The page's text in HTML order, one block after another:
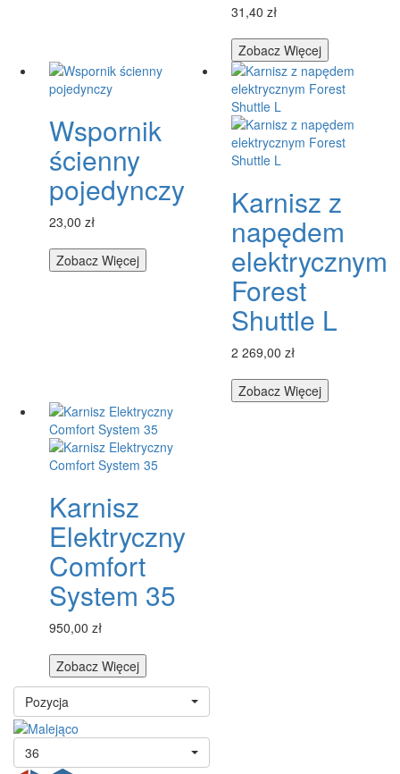
31,40 zł
Zobacz Więcej
Wspornik
ścienny
pojedynczy
23,00 zł
Zobacz Więcej
Karnisz z
napędem
elektrycznym
Forest
Shuttle L
2 269,00 zł
Zobacz Więcej
Karnisz
Elektryczny
Comfort
System 35
950,00 zł
Zobacz Więcej
Pozycja
36